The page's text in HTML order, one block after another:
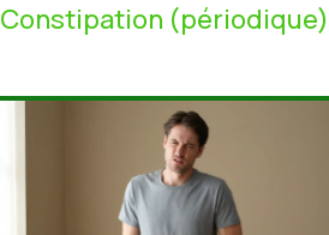
Constipation (périodique)